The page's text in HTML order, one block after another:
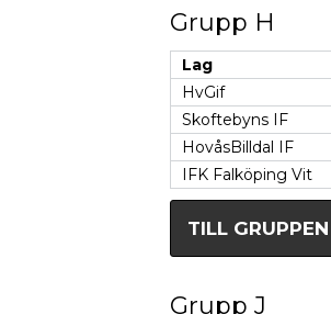
Grupp H
Lag
HvGif
Skoftebyns IF
HovåsBilldal IF
IFK Falköping Vit
TILL GRUPPEN
Grupp J